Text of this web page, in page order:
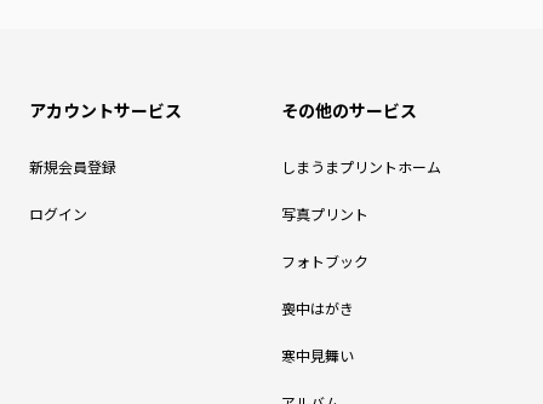
アカウントサービス
新規会員登録
ログイン
その他のサービス
しまうまプリントホーム
写真プリント
フォトブック
喪中はがき
寒中見舞い